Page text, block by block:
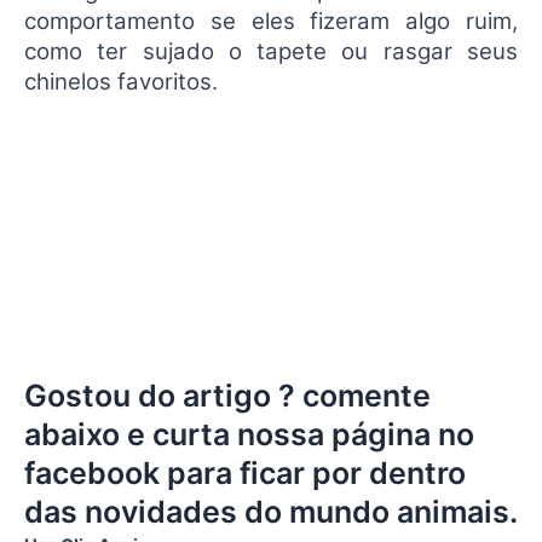
comportamento se eles fizeram algo ruim,
como ter sujado o tapete ou rasgar seus
chinelos favoritos.
Gostou do artigo ? comente
abaixo e curta nossa página no
facebook para ficar por dentro
das novidades do mundo animais.